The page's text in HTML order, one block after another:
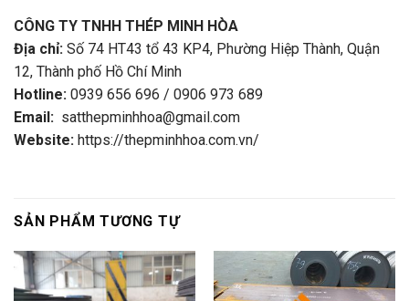
CÔNG TY TNHH THÉP MINH HÒA
Địa chỉ: Số 74 HT43 tổ 43 KP4, Phường Hiệp Thành, Quận
12, Thành phố Hồ Chí Minh
Hotline: 0939 656 696 / 0906 973 689
Email: satthepminhhoa@gmail.com
Website: https://thepminhhoa.com.vn/
SẢN PHẨM TƯƠNG TỰ